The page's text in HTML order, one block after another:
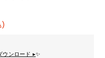
)
ウンロード ▸✨